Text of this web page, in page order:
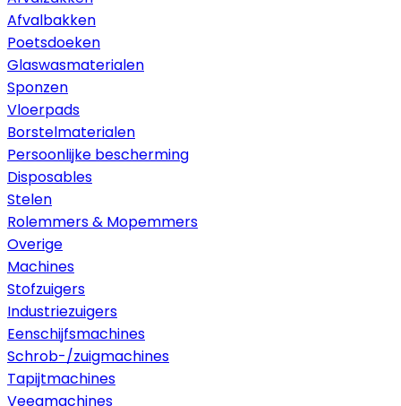
Afvalbakken
Poetsdoeken
Glaswasmaterialen
Sponzen
Vloerpads
Borstelmaterialen
Persoonlijke bescherming
Disposables
Stelen
Rolemmers & Mopemmers
Overige
Machines
Stofzuigers
Industriezuigers
Eenschijfsmachines
Schrob-/zuigmachines
Tapijtmachines
Veegmachines